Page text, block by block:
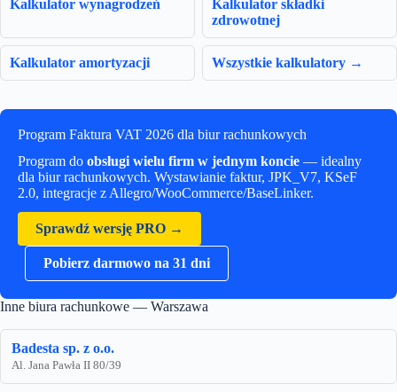
Kalkulator wynagrodzeń
Kalkulator składki
zdrowotnej
Kalkulator amortyzacji Wszystkie kalkulatory →
Program Faktura VAT 2026 dla biur rachunkowych
Program do obsługi wielu firm w jednym koncie — idealny
dla biur rachunkowych. Wystawianie faktur, JPK_V7, KSeF
2.0, integracje z Allegro/WooCommerce/BaseLinker.
Sprawdź wersję PRO →
Pobierz darmowo na 31 dni
Inne biura rachunkowe — Warszawa
Badesta sp. z o.o.
Al. Jana Pawła II 80/39